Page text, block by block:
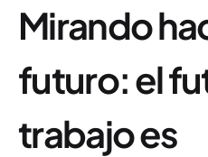
Mirando
futuro: el
trabajo es